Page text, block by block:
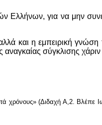
για να μην
και η εμπειρική
σύγκλισης
χρόνους» (Διδαχή Α,2.